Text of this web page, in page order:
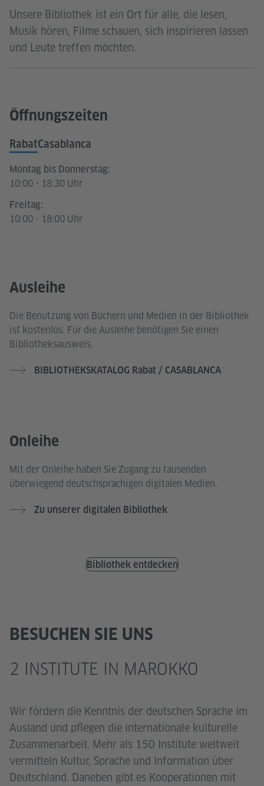
Unsere Bibliothek ist ein Ort für alle, die lesen,
Musik hören, Filme schauen, sich inspirieren lassen
und Leute treffen möchten.
Öffnungszeiten
RabatCasablanca
Montag bis Donnerstag:
10:00 - 18:30 Uhr
Freitag:
10:00 - 18:00 Uhr
Ausleihe
Die Benutzung von Büchern und Medien in der Bibliothek
ist kostenlos. Für die Ausleihe benötigen Sie einen
Bibliotheksausweis.
BIBLIOTHEKSKATALOG Rabat / CASABLANCA
Onleihe
Mit der Onleihe haben Sie Zugang zu tausenden
überwiegend deutschsprachigen digitalen Medien.
Zu unserer digitalen Bibliothek
Bibliothek entdecken
BESUCHEN SIE UNS
2 INSTITUTE IN MAROKKO
Wir fördern die Kenntnis der deutschen Sprache im
Ausland und pflegen die internationale kulturelle
Zusammenarbeit. Mehr als 150 Institute weltweit
vermitteln Kultur, Sprache und Information über
Deutschland. Daneben gibt es Kooperationen mit